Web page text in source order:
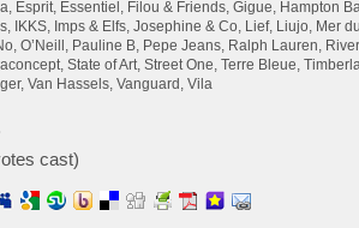
Esprit, Essentiel, Filou & Friends, Gigue, Hampton
IKKS, Imps & Elfs, Josephine & Co, Lief, Liujo, Mer
O’Neill, Pauline B, Pepe Jeans, Ralph Lauren,
State of Art, Street One, Terre Bleue,
Van Hassels, Vanguard, Vila
cast)